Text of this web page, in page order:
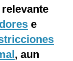
e
, aun